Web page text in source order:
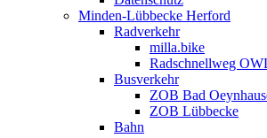
Minden-Lübbecke Herford
Radverkehr
milla.bike
Radschnellweg
Busverkehr
ZOB Bad
ZOB Lübbecke
Bahn